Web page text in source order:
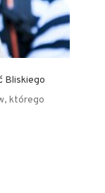
Bliskiego
którego